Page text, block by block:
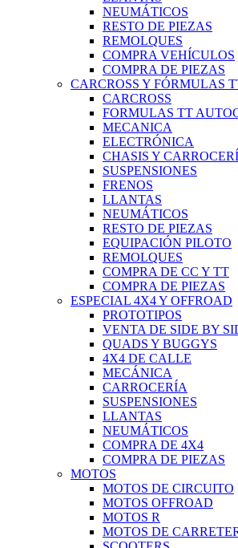
NEUMÁTICOS
RESTO DE PIEZAS
REMOLQUES
COMPRA VEHÍCULOS
COMPRA DE PIEZAS
CARCROSS Y FÓRMULAS
CARCROSS
FORMULAS TT
MECANICA
ELECTRÓNICA
CHASIS Y
SUSPENSIONES
FRENOS
LLANTAS
NEUMÁTICOS
RESTO DE PIEZAS
EQUIPACIÓN PILOTO
REMOLQUES
COMPRA DE CC Y TT
COMPRA DE PIEZAS
ESPECIAL 4X4 Y OFFROAD
PROTOTIPOS
VENTA DE SIDE BY
QUADS Y BUGGYS
4X4 DE CALLE
MECÁNICA
CARROCERÍA
SUSPENSIONES
LLANTAS
NEUMÁTICOS
COMPRA DE 4X4
COMPRA DE PIEZAS
MOTOS
MOTOS DE CIRCUITO
MOTOS OFFROAD
MOTOS R
MOTOS DE